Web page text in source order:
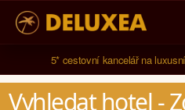
5* cestovní kancelář na
Vyhledat hotel -